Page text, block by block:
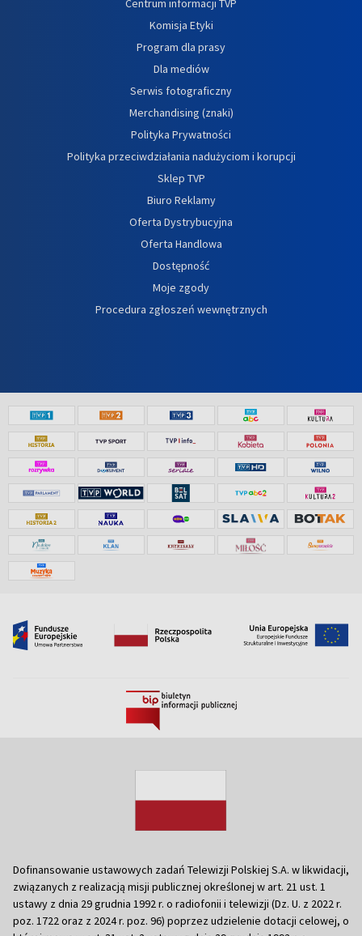
Centrum informacji TVP
Komisja Etyki
Program dla prasy
Dla mediów
Serwis fotograficzny
Merchandising (znaki)
Polityka Prywatności
Polityka przeciwdziałania nadużyciom i korupcji
Sklep TVP
Biuro Reklamy
Oferta Dystrybucyjna
Oferta Handlowa
Dostępność
Moje zgody
Procedura zgłoszeń wewnętrznych
Dofinansowanie ustawowych zadań Telewizji Polskiej S.A. w likwidacji,
związanych z realizacją misji publicznej określonej w art. 21 ust. 1
ustawy z dnia 29 grudnia 1992 r. o radiofonii i telewizji (Dz. U. z 2022 r.
poz. 1722 oraz z 2024 r. poz. 96) poprzez udzielenie dotacji celowej, o